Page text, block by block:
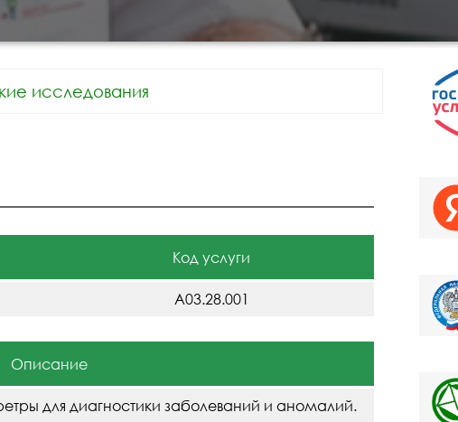
исследования
Код услуги
A03.28.001
Описание
для диагностики заболеваний и аномалий.